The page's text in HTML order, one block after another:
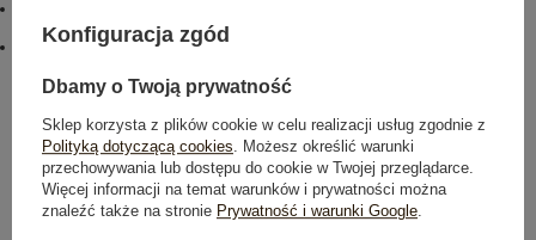
50% akryl,30% bawełna,20% nylon
#sposób prania :
Centrum Logistyczne Nadarzyn
Dostępny
Konfiguracja zgód
Dbamy o Twoją prywatność
Sklep korzysta z plików cookie w celu realizacji usług zgodnie z
Polityką dotyczącą cookies . Możesz określić warunki
przechowywania lub dostępu do cookie w Twojej przeglądarce.
Więcej informacji na temat warunków i prywatności można
znaleźć także na stronie Prywatność i warunki Google